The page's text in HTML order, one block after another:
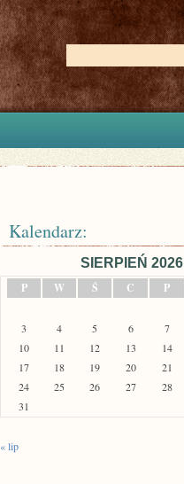
Kalendarz:
SIERPIEŃ 2026
P
W Ś C P
3
4 5 6 7
10
11 12 13 14
17
18 19 20 21
24
25 26 27 28
31
« lip